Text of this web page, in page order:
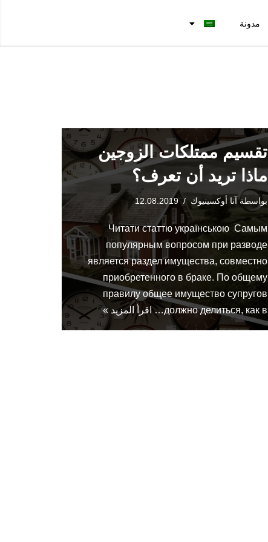
مدونة
تقسيم ممتلكات الزوجين
ماذا تريد أن تعرف؟
بواسطةآنا أوكسينيوك 12.08.2019
Читати статтю українською Самым
популярным вопросом при разводе
является раздел имущества, совместно
приобретенного в браке. По общему
правилу общее имущество супругов
должно делиться, как в…
اقرأ المزيد »